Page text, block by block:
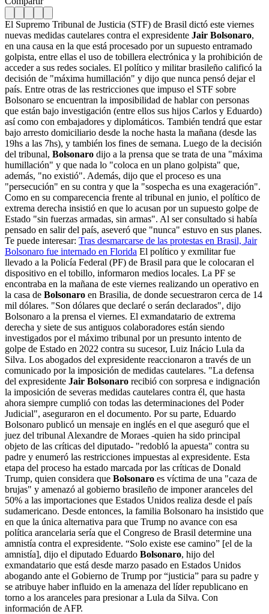
El Supremo Tribunal de Justicia (STF) de Brasil dictó este viernes
nuevas medidas cautelares contra el expresidente Jair Bolsonaro,
en una causa en la que está procesado por un supuesto entramado
golpista, entre ellas el uso de tobillera electrónica y la prohibición de
acceder a sus redes sociales. El político y militar brasileño calificó la
decisión de "máxima humillación" y dijo que nunca pensó dejar el
país. Entre otras de las restricciones que impuso el STF sobre
Bolsonaro se encuentran la imposibilidad de hablar con personas
que están bajo investigación (entre ellos sus hijos Carlos y Eduardo)
así como con embajadores y diplomáticos. También tendrá que estar
bajo arresto domiciliario desde la noche hasta la mañana (desde las
19hs a las 7hs), y también los fines de semana. Luego de la decisión
del tribunal, Bolsonaro dijo a la prensa que se trata de una "máxima
humillación" y que nada lo "coloca en un plano golpista" que,
además, "no existió". Además, dijo que el proceso es una
"persecución" en su contra y que la "sospecha es una exageración".
Como en su comparecencia frente al tribunal en junio, el político de
extrema derecha insistió en que lo acusan por un supuesto golpe de
Estado "sin fuerzas armadas, sin armas". Al ser consultado si había
pensado en salir del país, aseveró que "nunca" estuvo en sus planes.
Te puede interesar: Tras desmarcarse de las protestas en Brasil, Jair
Bolsonaro fue internado en Florida El político y exmilitar fue
llevado a la Policía Federal (PF) de Brasil para que le colocaran el
dispositivo en el tobillo, informaron medios locales. La PF se
encontraba en la mañana de este viernes realizando un operativo en
la casa de Bolsonaro en Brasilia, de donde secuestraron cerca de 14
mil dólares. "Son dólares que declaré o serán declarados", dijo
Bolsonaro a la prensa el viernes. El exmandatario de extrema
derecha y siete de sus antiguos colaboradores están siendo
investigados por el máximo tribunal por un presunto intento de
golpe de Estado en 2022 contra su sucesor, Luiz Inácio Lula da
Silva. Los abogados del expresidente reaccionaron a través de un
comunicado por la imposición de medidas cautelares. "La defensa
del expresidente Jair Bolsonaro recibió con sorpresa e indignación
la imposición de severas medidas cautelares contra él, que hasta
ahora siempre cumplió con todas las determinaciones del Poder
Judicial", aseguraron en el documento. Por su parte, Eduardo
Bolsonaro publicó un mensaje en inglés en el que aseguró que el
juez del tribunal Alexandre de Moraes -quien ha sido principal
objeto de las críticas del diputado- "redobló la apuesta" contra su
padre y enumeró las restricciones impuestas al expresidente. Esta
etapa del proceso ha estado marcada por las críticas de Donald
Trump, quien considera que Bolsonaro es víctima de una "caza de
brujas" y amenazó al gobierno brasileño de imponer aranceles del
50% a las importaciones que Estados Unidos realiza desde el país
sudamericano. Desde entonces, la familia Bolsonaro ha insistido que
en que la única alternativa para que Trump no avance con esa
política arancelaria sería que el Congreso de Brasil determine una
amnistía contra el expresidente. “Solo existe ese camino” [el de la
amnistía], dijo el diputado Eduardo Bolsonaro, hijo del
exmandatario que está desde marzo pasado en Estados Unidos
abogando ante el Gobierno de Trump por “justicia” para su padre y
se atribuye haber influido en la amenaza del líder republicano en
torno a los aranceles para presionar a Lula da Silva. Con
información de AFP.